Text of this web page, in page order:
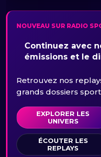
NOUVEAU SUR RADIO
Continuez avec
émissions et le
Retrouvez nos
grands dossiers
EXPLORER LES
UNIVERS
ÉCOUTER LES
REPLAYS